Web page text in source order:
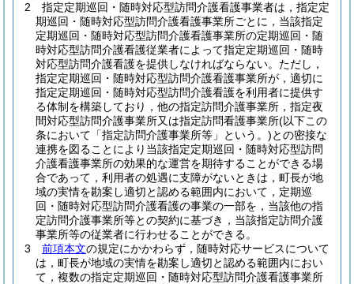
2
指定定期巡回・随時対応型訪問介護看護事業者は，指定定
期巡回・随時対応型訪問介護看護事業所ごとに，当該指定
定期巡回・随時対応型訪問介護看護事業所の定期巡回・随
時対応型訪問介護看護従業者によって指定定期巡回・随時
対応型訪問介護看護を提供しなければならない。 ただし，
指定定期巡回・随時対応型訪問介護看護事業所が，適切に
指定定期巡回・随時対応型訪問介護看護を利用者に提供す
る体制を構築しており，他の指定訪問介護事業所，指定夜
間対応型訪問介護事業所又は指定訪問看護事業所(以下この
条において「指定訪問介護事業所等」という。)との密接な
連携を図ることにより当該指定定期巡回・随時対応型訪問
介護看護事業所の効果的な運営を期待することができる場
合であって，利用者の処遇に支障がないときは，町長が地
域の実情を勘案し適切と認める範囲内において，定期巡
回・随時対応型訪問介護看護の事業の一部を，当該他の指
定訪問介護事業所等との契約に基づき，当該指定訪問介護
事業所等の従業者に行わせることができる。
3
前項本文の規定にかかわらず，随時対応サービスについて
は，町長が地域の実情を勘案し適切と認める範囲内におい
て，複数の指定定期巡回・随時対応型訪問介護看護事業所